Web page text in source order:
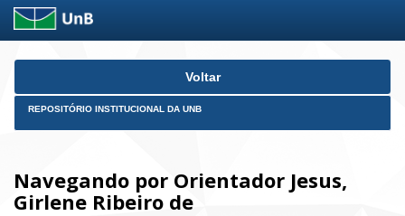
Skip
Voltar
REPOSITÓRIO INSTITUCIONAL DA UNB
Navegando por Orientador Jesus,
Girlene Ribeiro de